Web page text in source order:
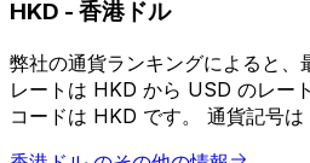
HKD - 香港ドル
弊社の通貨ランキングによると
レートは HKD から USD のレー
コードは HKD です。 通貨記号は